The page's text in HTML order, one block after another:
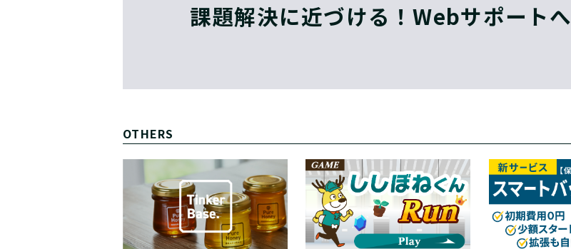
課題解決に近づける！Webサポートへ
OTHERS